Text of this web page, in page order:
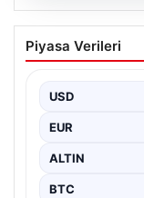
06.08.2026
şenlikleri
Piyasa Verileri
USD
EUR
ALTIN
BTC